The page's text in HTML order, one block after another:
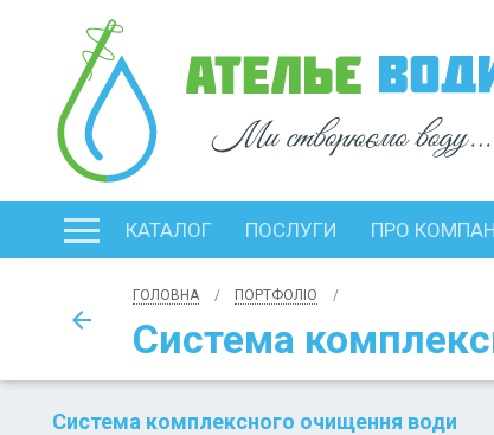
КАТАЛОГ ПОСЛУГИ ПРО
ГОЛОВНА ПОРТФОЛІО
Система
arrow_back
Система комплексного очищення води